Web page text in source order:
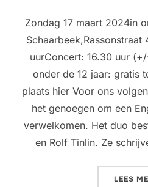
Zondag 17 maart 2024in
Schaarbeek,Rassonstraat
uurConcert: 16.30 uur
onder de 12 jaar: gratis
plaats hier Voor ons
het genoegen om een
verwelkomen. Het duo
en Rolf Tinlin. Ze
LEES